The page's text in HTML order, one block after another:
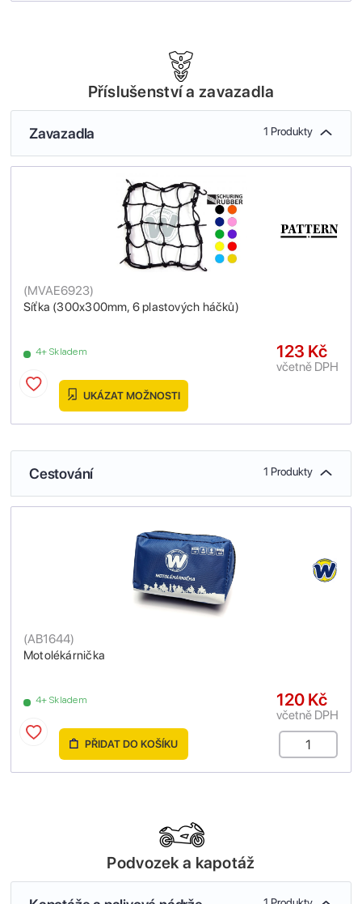
Příslušenství a zavazadla
Zavazadla 1 Produkty
Síťka (300x300mm, 6 plastových háčků)
(MVAE6923)
4+ Skladem 123 Kč
včetně DPH
UKÁZAT MOŽNOSTI
Cestování 1 Produkty
Motolékárnička
(AB1644)
4+ Skladem 120 Kč
včetně DPH
PŘIDAT DO KOŠÍKU
Podvozek a kapotáž